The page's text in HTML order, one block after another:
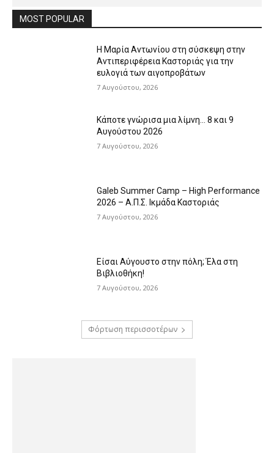
MOST POPULAR
Η Μαρία Αντωνίου στη σύσκεψη στην
Αντιπεριφέρεια Καστοριάς για την
ευλογιά των αιγοπροβάτων
7 Αυγούστου, 2026
Κάποτε γνώρισα μια λίμνη… 8 και 9
Αυγούστου 2026
7 Αυγούστου, 2026
Galeb Summer Camp – High Performance
2026 – Α.Π.Σ. Ικμάδα Καστοριάς
7 Αυγούστου, 2026
Είσαι Αύγουστο στην πόλη; Έλα στη
Βιβλιοθήκη!
7 Αυγούστου, 2026
Φόρτωση περισσοτέρων